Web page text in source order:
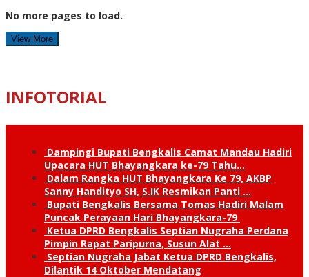
No more pages to load.
View More
INFOTORIAL
Dampingi Bupati Bengkalis Camat Mandau Hadiri
Upacara HUT Bhayangkara ke-79 Tahu…
Dalam Rangka HUT Bhayangkara Ke 79, AKBP
Sanny Handityo SH, S.IK Resmikan Panti …
Bupati Bengkalis Bersama Tomas Hadiri Malam
Puncak Perayaan Hari Bhayangkara-79
Ketua DPRD Bengkalis Septian Nugraha Perdana
Pimpin Rapat Paripurna, Susun Alat …
Septian Nugraha Jabat Ketua DPRD Bengkalis,
Dilantik 14 Oktober Mendatang